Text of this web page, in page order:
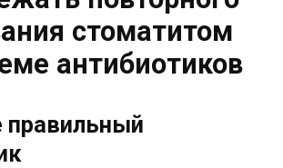
стоматитом
антибиотиков
правильный